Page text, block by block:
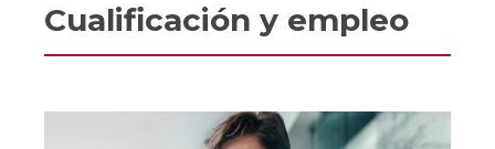
Cualificación y empleo